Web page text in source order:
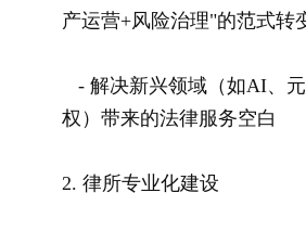
产运营+风险治理"的范式转
- 解决新兴领域（如AI、
权）带来的法律服务空白
2. 律所专业化建设